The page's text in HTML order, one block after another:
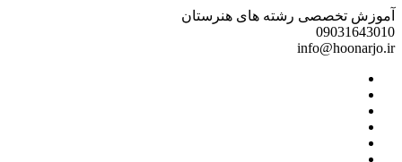
آموزش تخصصی رشته های هنرستان
09031643010
info@hoonarjo.ir